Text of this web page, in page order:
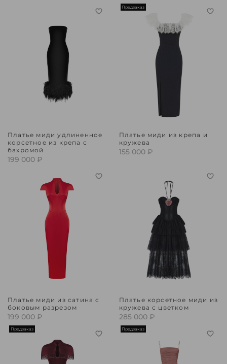
Платье миди удлиненное
корсетное из крепа с
бахромой
199 000 ₽
Предзаказ
Платье миди из крепа и
кружева
155 000 ₽
Платье миди из сатина с
боковым разрезом
199 000 ₽
Платье корсетное миди из
кружева с цветком
285 000 ₽
Предзаказ Предзаказ